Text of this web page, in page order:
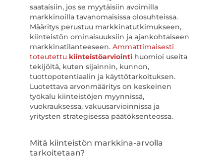
saataisiin, jos se myytäisiin avoimilla
markkinoilla tavanomaisissa olosuhteissa.
Määritys perustuu markkinatutkimukseen,
kiinteistön ominaisuuksiin ja ajankohtaiseen
markkinatilanteeseen. Ammattimaisesti
toteutettu kiinteistöarviointihuomioi useita
tekijöitä, kuten sijainnin, kunnon,
tuottopotentiaalin ja käyttötarkoituksen.
Luotettava arvonmääritys on keskeinen
työkalu kiinteistöjen myynnissä,
vuokrauksessa, vakuusarvioinnissa ja
yritysten strategisessa päätöksenteossa.
Mitä kiinteistön markkina-arvolla
tarkoitetaan?